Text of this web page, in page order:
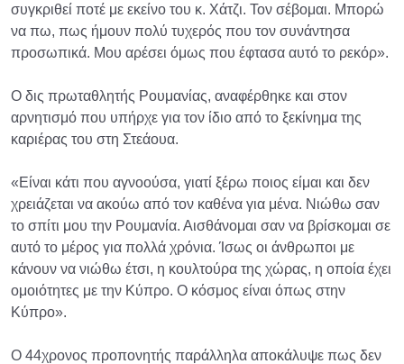
συγκριθεί ποτέ με εκείνο του κ. Χάτζι. Τον σέβομαι. Μπορώ
να πω, πως ήμουν πολύ τυχερός που τον συνάντησα
προσωπικά. Μου αρέσει όμως που έφτασα αυτό το ρεκόρ».
Ο δις πρωταθλητής Ρουμανίας, αναφέρθηκε και στον
αρνητισμό που υπήρχε για τον ίδιο από το ξεκίνημα της
καριέρας του στη Στεάουα.
«Είναι κάτι που αγνοούσα, γιατί ξέρω ποιος είμαι και δεν
χρειάζεται να ακούω από τον καθένα για μένα. Νιώθω σαν
το σπίτι μου την Ρουμανία. Αισθάνομαι σαν να βρίσκομαι σε
αυτό το μέρος για πολλά χρόνια. Ίσως οι άνθρωποι με
κάνουν να νιώθω έτσι, η κουλτούρα της χώρας, η οποία έχει
ομοιότητες με την Κύπρο. Ο κόσμος είναι όπως στην
Κύπρο».
Ο 44χρονος προπονητής παράλληλα αποκάλυψε πως δεν